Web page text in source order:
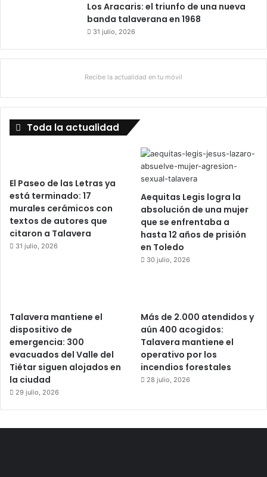
Los Aracaris: el triunfo de una nueva
banda talaverana en 1968
31 julio, 2026
Recibe la actualidad en tu móvil
Toda la actualidad
El Paseo de las Letras ya
está terminado: 17
murales cerámicos con
textos de autores que
citaron a Talavera
31 julio, 2026
Aequitas Legis logra la
absolución de una mujer
que se enfrentaba a
hasta 12 años de prisión
en Toledo
30 julio, 2026
Talavera mantiene el
dispositivo de
emergencia: 300
evacuados del Valle del
Tiétar siguen alojados en
la ciudad
29 julio, 2026
Más de 2.000 atendidos y
aún 400 acogidos:
Talavera mantiene el
operativo por los
incendios forestales
28 julio, 2026